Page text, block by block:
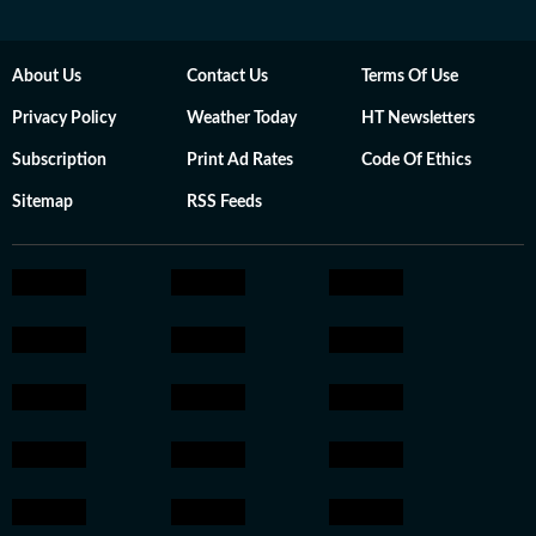
About Us Contact Us Terms Of Use
Privacy Policy Weather Today HT Newsletters
Subscription Print Ad Rates Code Of Ethics
Sitemap RSS Feeds